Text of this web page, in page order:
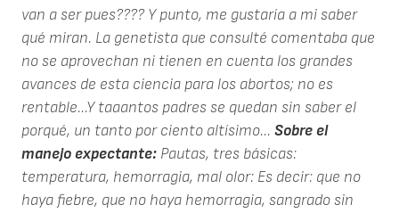
van a ser pues???? Y punto, me gustaría a mi saber
qué miran. La genetista que consulté comentaba que
no se aprovechan ni tienen en cuenta los grandes
avances de esta ciencia para los abortos; no es
rentable...Y taaantos padres se quedan sin saber el
porqué, un tanto por ciento altísimo... Sobre el
manejo expectante: Pautas, tres básicas:
temperatura, hemorragia, mal olor: Es decir: que no
haya fiebre, que no haya hemorragia, sangrado sin